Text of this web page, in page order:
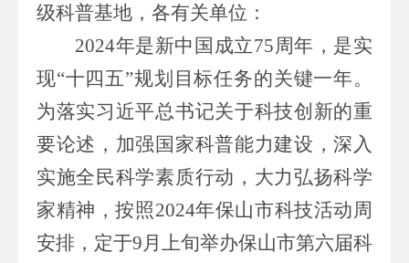
级科普基地， 各有关单位：
2024年是新中国成立75周年，是实
现“十四五”规划目标任务的关键一年。
为落实习近平总书记关于科技创新的重
要论述，加强国家科普能力建设，深入
实施全民科学素质行动，大力弘扬科学
家精神，按照2024年保山市科技活动周
安排， 定于9月上旬举办保山市第六届科